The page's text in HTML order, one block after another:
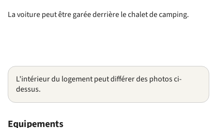
La voiture peut être garée derrière le chalet de camping.
L'intérieur du logement peut différer des photos ci-
dessus.
Equipements